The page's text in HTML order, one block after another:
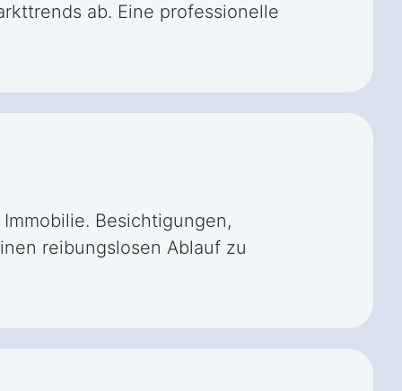
ab. Eine professionelle
Besichtigungen,
reibungslosen Ablauf zu